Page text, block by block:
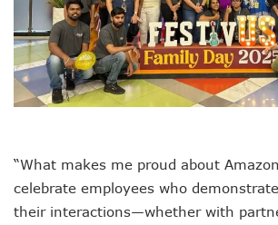
“What makes me proud about
celebrate employees who
their interactions—whether with